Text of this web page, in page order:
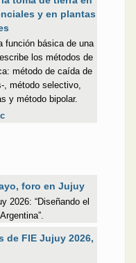
y en plantas
función básica de una
los métodos de
método de caída de
método selectivo,
y método bipolar.
foro en Jujuy
2026: “Diseñando el
de FIE Jujuy 2026,